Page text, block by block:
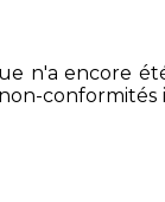
n'a encore
conformités